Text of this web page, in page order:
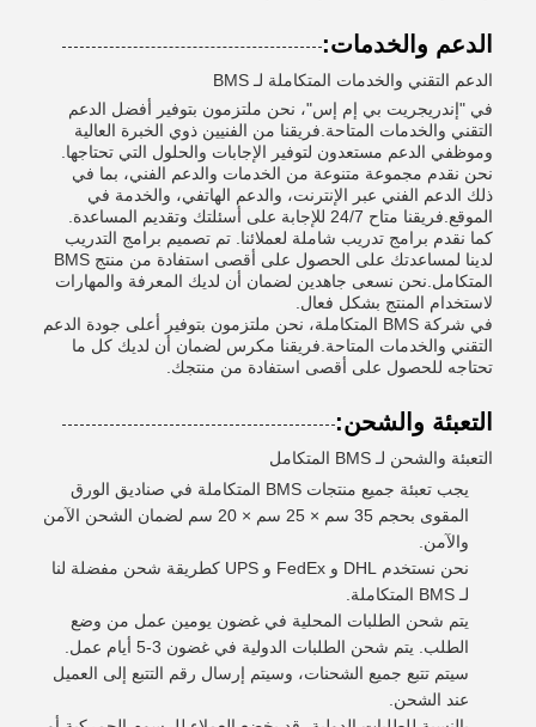
الدعم والخدمات:
الدعم التقني والخدمات المتكاملة لـ BMS
في "إندريجريت بي إم إس"، نحن ملتزمون بتوفير أفضل الدعم
التقني والخدمات المتاحة.فريقنا من الفنيين ذوي الخبرة العالية
وموظفي الدعم مستعدون لتوفير الإجابات والحلول التي تحتاجها.
نحن نقدم مجموعة متنوعة من الخدمات والدعم الفني، بما في
ذلك الدعم الفني عبر الإنترنت، والدعم الهاتفي، والخدمة في
الموقع.فريقنا متاح 24/7 للإجابة على أسئلتك وتقديم المساعدة.
كما نقدم برامج تدريب شاملة لعملائنا. تم تصميم برامج التدريب
لدينا لمساعدتك على الحصول على أقصى استفادة من منتج BMS
المتكامل.نحن نسعى جاهدين لضمان أن لديك المعرفة والمهارات
لاستخدام المنتج بشكل فعال.
في شركة BMS المتكاملة، نحن ملتزمون بتوفير أعلى جودة الدعم
التقني والخدمات المتاحة.فريقنا مكرس لضمان أن لديك كل ما
تحتاجه للحصول على أقصى استفادة من منتجك.
التعبئة والشحن:
التعبئة والشحن لـ BMS المتكامل
يجب تعبئة جميع منتجات BMS المتكاملة في صناديق الورق
المقوى بحجم 35 سم × 25 سم × 20 سم لضمان الشحن الآمن
والآمن.
نحن نستخدم DHL و FedEx و UPS كطريقة شحن مفضلة لنا
لـ BMS المتكاملة.
يتم شحن الطلبات المحلية في غضون يومين عمل من وضع
الطلب. يتم شحن الطلبات الدولية في غضون 3-5 أيام عمل.
سيتم تتبع جميع الشحنات، وسيتم إرسال رقم التتبع إلى العميل
عند الشحن.